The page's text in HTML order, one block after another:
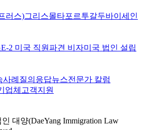
러스)그리스몰타포르투갈두바이 세인
E-2 미국 직원파견 비자미국 법인 설립
례 질의응답뉴스전문가 칼럼
업체 고객지원
대양(DaeYang Immigration Law